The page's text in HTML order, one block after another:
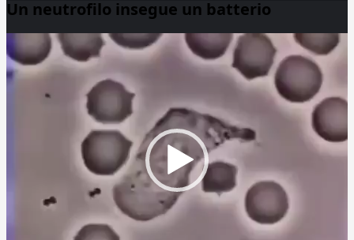
Un neutrofilo insegue un batterio
Player